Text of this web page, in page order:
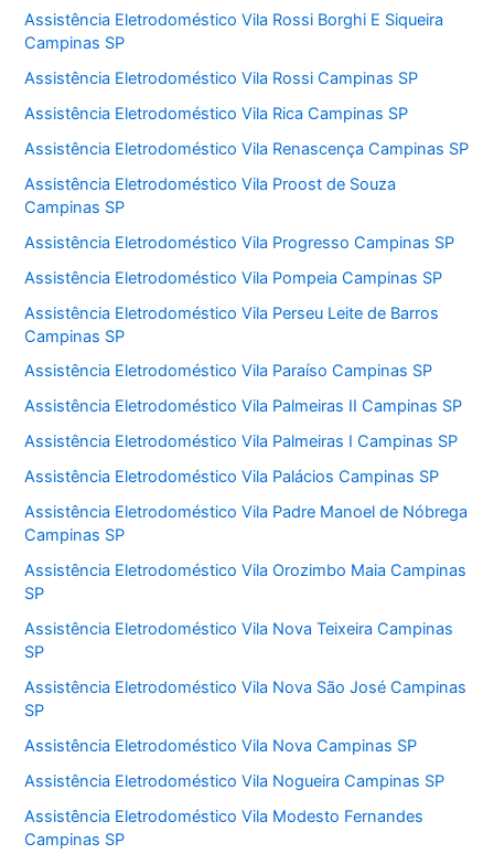
Assistência Eletrodoméstico Vila Rossi Borghi E Siqueira
Campinas SP
Assistência Eletrodoméstico Vila Rossi Campinas SP
Assistência Eletrodoméstico Vila Rica Campinas SP
Assistência Eletrodoméstico Vila Renascença Campinas SP
Assistência Eletrodoméstico Vila Proost de Souza
Campinas SP
Assistência Eletrodoméstico Vila Progresso Campinas SP
Assistência Eletrodoméstico Vila Pompeia Campinas SP
Assistência Eletrodoméstico Vila Perseu Leite de Barros
Campinas SP
Assistência Eletrodoméstico Vila Paraíso Campinas SP
Assistência Eletrodoméstico Vila Palmeiras II Campinas SP
Assistência Eletrodoméstico Vila Palmeiras I Campinas SP
Assistência Eletrodoméstico Vila Palácios Campinas SP
Assistência Eletrodoméstico Vila Padre Manoel de Nóbrega
Campinas SP
Assistência Eletrodoméstico Vila Orozimbo Maia Campinas
SP
Assistência Eletrodoméstico Vila Nova Teixeira Campinas
SP
Assistência Eletrodoméstico Vila Nova São José Campinas
SP
Assistência Eletrodoméstico Vila Nova Campinas SP
Assistência Eletrodoméstico Vila Nogueira Campinas SP
Assistência Eletrodoméstico Vila Modesto Fernandes
Campinas SP